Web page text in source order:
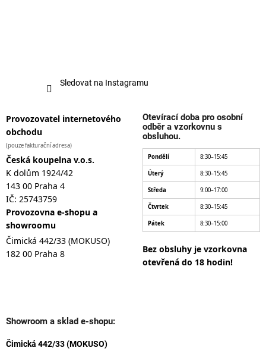
Sledovat na Instagramu
Provozovatel internetového
obchodu
(pouze fakturační adresa)
Česká koupelna v.o.s.
K dolům 1924/42
143 00 Praha 4
IČ: 25743759
Provozovna e-shopu a
showroomu
Čimická 442/33 (MOKUSO)
182 00 Praha 8
Otevírací doba pro osobní
odběr a vzorkovnu s
obsluhou.
Pondělí 8:30–15:45
Úterý 8:30–15:45
Středa 9:00–17:00
Čtvrtek 8:30–15:45
Pátek 8:30–15:00
Bez obsluhy je vzorkovna
otevřená do 18 hodin!
Showroom a sklad e-shopu:
Čimická 442/33 (MOKUSO)